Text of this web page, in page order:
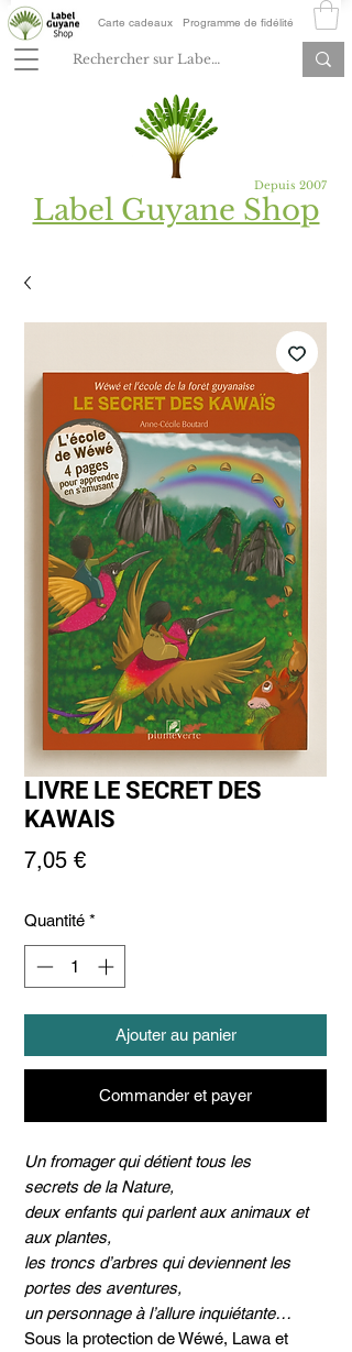
Carte cadeaux Programme de fidélité
Depuis 2007
Label Guyane Shop
LIVRE LE SECRET DES
KAWAIS
7,05 €Prix
Quantité *
Ajouter au panier
Commander et payer
Un fromager qui détient tous les
secrets de la Nature,
deux enfants qui parlent aux animaux et
aux plantes,
les troncs d’arbres qui deviennent les
portes des aventures,
un personnage à l’allure inquiétante…
Sous la protection de Wéwé, Lawa et